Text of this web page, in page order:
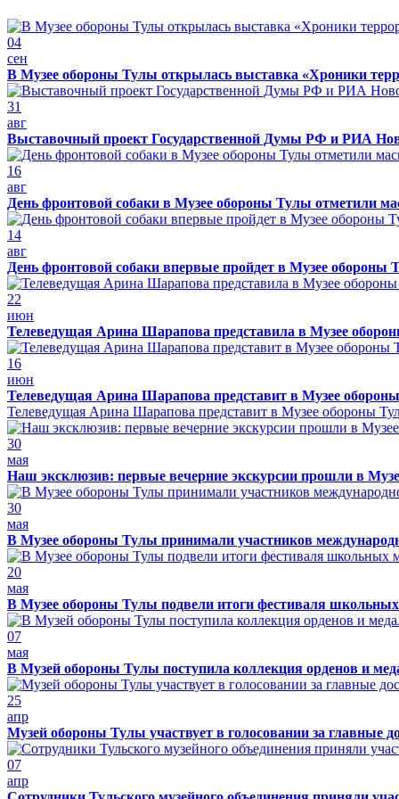
04
сен
В Музее обороны Тулы открылась выставка «Хроники
31
авг
Выставочный проект Государственной Думы РФ и РИА
16
авг
День фронтовой собаки в Музее обороны Тулы отметили
14
авг
День фронтовой собаки впервые пройдет в Музее обороны
22
июн
Телеведущая Арина Шарапова представила в Музее
16
июн
Телеведущая Арина Шарапова представит в Музее
Телеведущая Арина Шарапова представит в Музее обороны
30
мая
Наш эксклюзив: первые вечерние экскурсии прошли в
30
мая
В Музее обороны Тулы принимали участников
20
мая
В Музее обороны Тулы подвели итоги фестиваля школьных
07
мая
В Музей обороны Тулы поступила коллекция орденов и
25
апр
Музей обороны Тулы участвует в голосовании за главные
07
апр